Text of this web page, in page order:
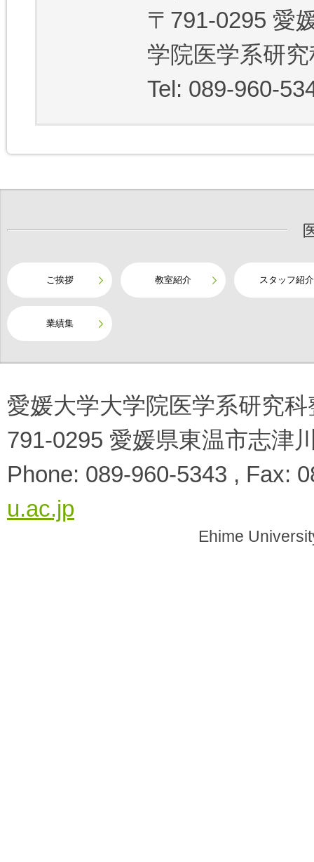
〒791-0295 愛
学院医学系研
Tel: 089-960-
ご挨拶 教室紹介 スタッフ紹介
業績集
愛媛大学大学院医学系研究
791-0295 愛媛県東温市志津
Phone: 089-960-5343 , Fax:
u.ac.jp
Ehime